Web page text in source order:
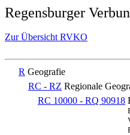
Regensburger
Zur Übersicht RVKO
R Geografie
RC - RZ Regionale
RC 10000 - RQ 90918